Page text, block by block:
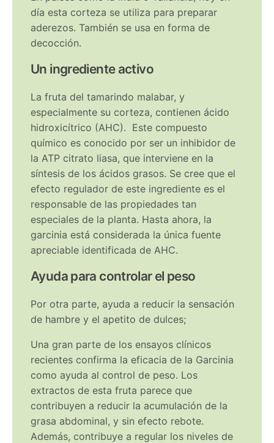
día esta corteza se utiliza para preparar
aderezos. También se usa en forma de
decocción.
Un ingrediente activo
La fruta del tamarindo malabar, y
especialmente su corteza, contienen ácido
hidroxicítrico (AHC). Este compuesto
químico es conocido por ser un inhibidor de
la ATP citrato liasa, que interviene en la
síntesis de los ácidos grasos. Se cree que el
efecto regulador de este ingrediente es el
responsable de las propiedades tan
especiales de la planta. Hasta ahora, la
garcinia está considerada la única fuente
apreciable identificada de AHC.
Ayuda para controlar el peso
Por otra parte, ayuda a reducir la sensación
de hambre y el apetito de dulces;
Una gran parte de los ensayos clínicos
recientes confirma la eficacia de la Garcinia
como ayuda al control de peso. Los
extractos de esta fruta parece que
contribuyen a reducir la acumulación de la
grasa abdominal, y sin efecto rebote.
Además, contribuye a regular los niveles de